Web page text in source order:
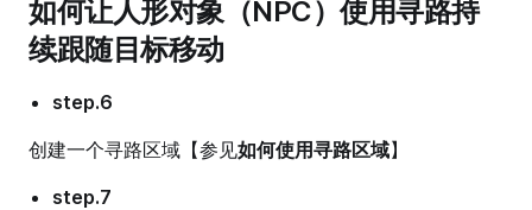
如何让人形对象（NPC）使用寻路持
续跟随目标移动
step.6
创建一个寻路区域【参见如何使用寻路区域】
step.7